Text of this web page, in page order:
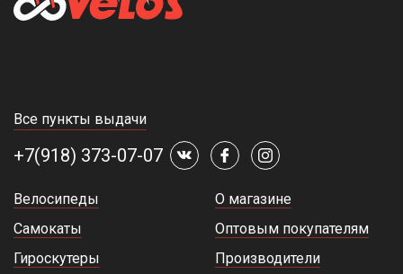
Все пункты выдачи
+7(918) 373-07-07
Велосипеды
Самокаты
Гироскутеры
О магазине
Оптовым покупателям
Производители